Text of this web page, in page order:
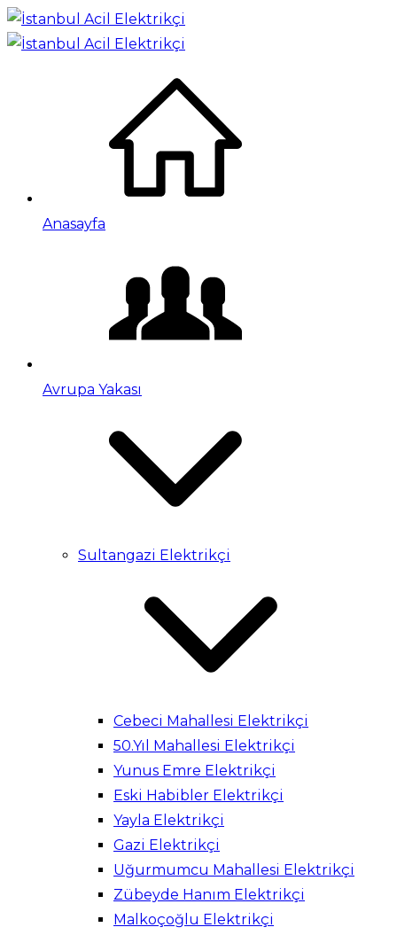
Anasayfa
Avrupa Yakası
Sultangazi Elektrikçi
Cebeci Mahallesi Elektrikçi
50.Yıl Mahallesi Elektrikçi
Yunus Emre Elektrikçi
Eski Habibler Elektrikçi
Yayla Elektrikçi
Gazi Elektrikçi
Uğurmumcu Mahallesi Elektrikçi
Zübeyde Hanım Elektrikçi
Malkoçoğlu Elektrikçi